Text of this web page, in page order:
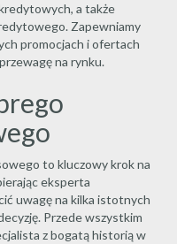
a także
Zapewniamy
promocjach i ofertach
na rynku.
to kluczowy krok na
eksperta
uwagę na kilka istotnych
Przede wszystkim
z bogatą historią w